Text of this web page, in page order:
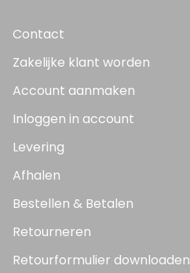
Contact
Zakelijke klant worden
Account aanmaken
Inloggen in account
Levering
Afhalen
Bestellen & Betalen
Retourneren
Retourformulier downloaden